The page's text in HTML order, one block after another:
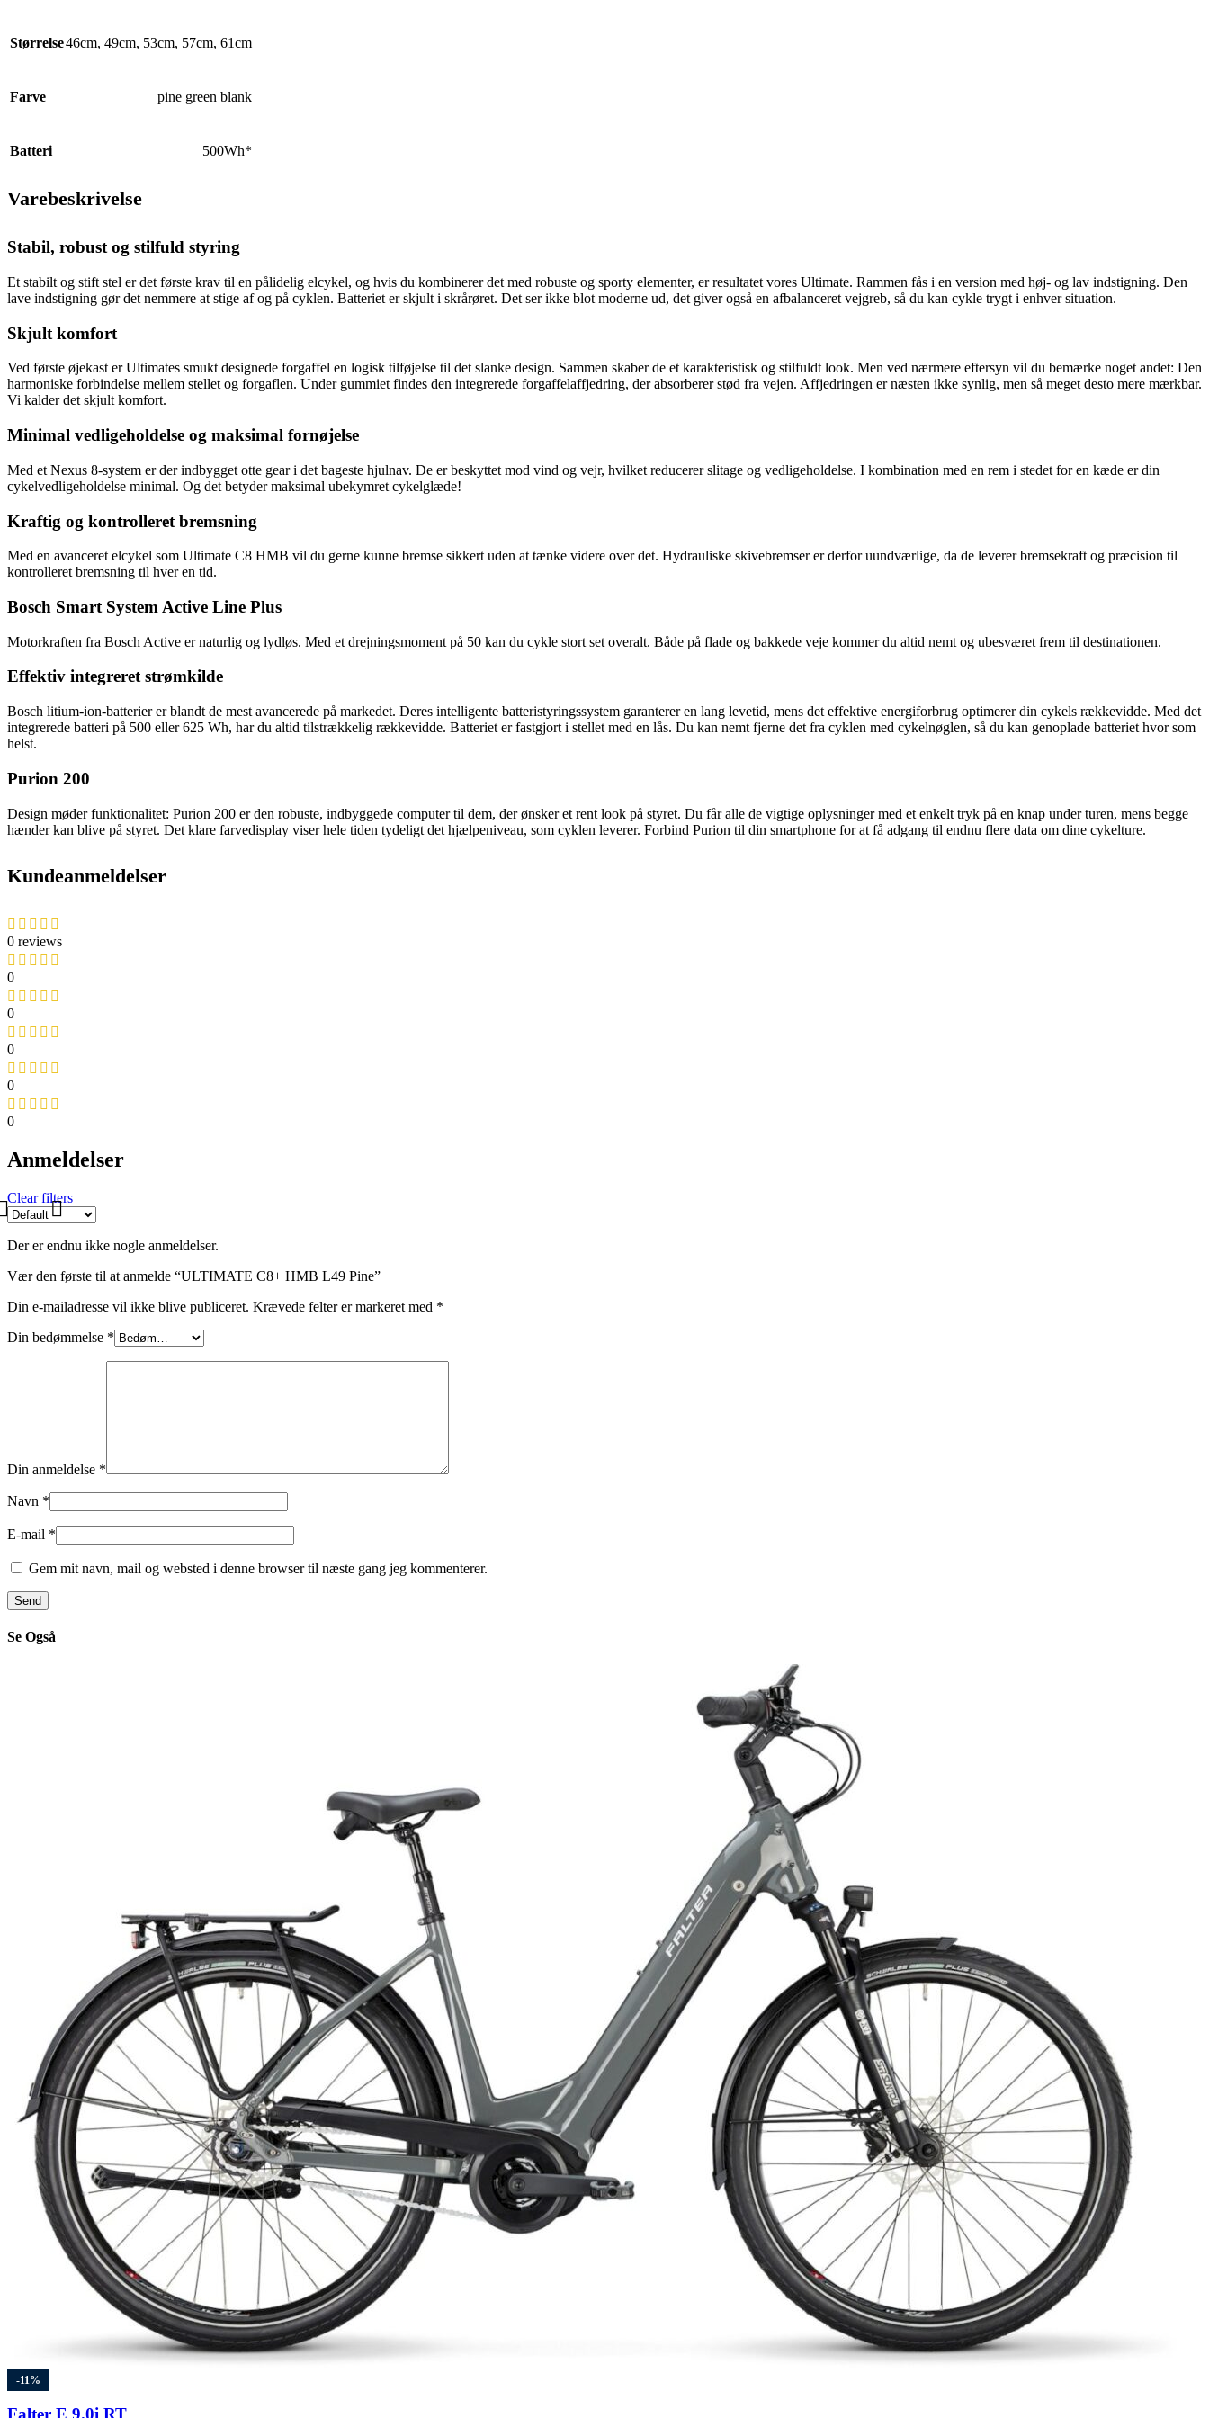
Størrelse46cm, 49cm, 53cm, 57cm, 61cm
Farve pine green blank
Batteri 500Wh*
Varebeskrivelse
Stabil, robust og stilfuld styring
Et stabilt og stift stel er det første krav til en pålidelig elcykel, og hvis du kombinerer det med robuste og sporty elementer, er resultatet vores Ultimate. Rammen fås i en version med høj- og lav indstigning. Den
lave indstigning gør det nemmere at stige af og på cyklen. Batteriet er skjult i skrårøret. Det ser ikke blot moderne ud, det giver også en afbalanceret vejgreb, så du kan cykle trygt i enhver situation.
Skjult komfort
Ved første øjekast er Ultimates smukt designede forgaffel en logisk tilføjelse til det slanke design. Sammen skaber de et karakteristisk og stilfuldt look. Men ved nærmere eftersyn vil du bemærke noget andet: Den
harmoniske forbindelse mellem stellet og forgaflen. Under gummiet findes den integrerede forgaffelaffjedring, der absorberer stød fra vejen. Affjedringen er næsten ikke synlig, men så meget desto mere mærkbar.
Vi kalder det skjult komfort.
Minimal vedligeholdelse og maksimal fornøjelse
Med et Nexus 8-system er der indbygget otte gear i det bageste hjulnav. De er beskyttet mod vind og vejr, hvilket reducerer slitage og vedligeholdelse. I kombination med en rem i stedet for en kæde er din
cykelvedligeholdelse minimal. Og det betyder maksimal ubekymret cykelglæde!
Kraftig og kontrolleret bremsning
Med en avanceret elcykel som Ultimate C8 HMB vil du gerne kunne bremse sikkert uden at tænke videre over det. Hydrauliske skivebremser er derfor uundværlige, da de leverer bremsekraft og præcision til
kontrolleret bremsning til hver en tid.
Bosch Smart System Active Line Plus
Motorkraften fra Bosch Active er naturlig og lydløs. Med et drejningsmoment på 50 kan du cykle stort set overalt. Både på flade og bakkede veje kommer du altid nemt og ubesværet frem til destinationen.
Effektiv integreret strømkilde
Bosch litium-ion-batterier er blandt de mest avancerede på markedet. Deres intelligente batteristyringssystem garanterer en lang levetid, mens det effektive energiforbrug optimerer din cykels rækkevidde. Med det
integrerede batteri på 500 eller 625 Wh, har du altid tilstrækkelig rækkevidde. Batteriet er fastgjort i stellet med en lås. Du kan nemt fjerne det fra cyklen med cykelnøglen, så du kan genoplade batteriet hvor som
helst.
Purion 200
Design møder funktionalitet: Purion 200 er den robuste, indbyggede computer til dem, der ønsker et rent look på styret. Du får alle de vigtige oplysninger med et enkelt tryk på en knap under turen, mens begge
hænder kan blive på styret. Det klare farvedisplay viser hele tiden tydeligt det hjælpeniveau, som cyklen leverer. Forbind Purion til din smartphone for at få adgang til endnu flere data om dine cykelture.
Kundeanmeldelser
0 reviews
0
0
0
0
0
Anmeldelser
Clear filters
Der er endnu ikke nogle anmeldelser.
Vær den første til at anmelde “ULTIMATE C8+ HMB L49 Pine”
Din e-mailadresse vil ikke blive publiceret. Krævede felter er markeret med *
Din bedømmelse *
Din anmeldelse *
Navn *
E-mail *
Gem mit navn, mail og websted i denne browser til næste gang jeg kommenterer.
Se Også
-11%
Falter E 9.0i RT